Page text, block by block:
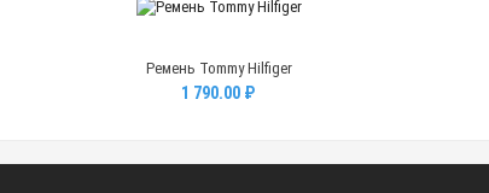
Ремень Tommy Hilfiger
1 790.00 ₽